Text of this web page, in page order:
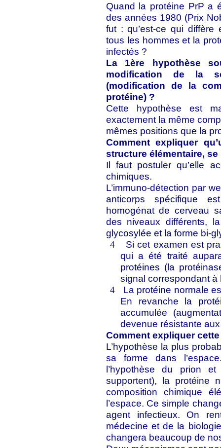
Quand la protéine PrP a
des années 1980 (Prix
fut : qu’est-ce qui diffère
tous les hommes et la
infectés ?
La 1ère hypothèse
modification de la
(modification de la
protéine) ?
Cette hypothèse est
exactement la même
mêmes positions que la
Comment expliquer
structure élémentaire, se
Il faut postuler qu’elle
chimiques.
L’immuno-détection par
anticorps spécifique
homogénat de cerveau
des niveaux différents,
glycosylée et la forme bi-
4
Si cet examen est
qui a été traité
protéines (la
signal correspondant à
4
La protéine normale
En revanche la
accumulée
devenue résistante
Comment expliquer
L’hypothèse la plus
sa forme dans
l’hypothèse du prion
supportent), la protéine
composition chimique
l’espace. Ce simple
agent infectieux. On
médecine et de la
changera beaucoup de